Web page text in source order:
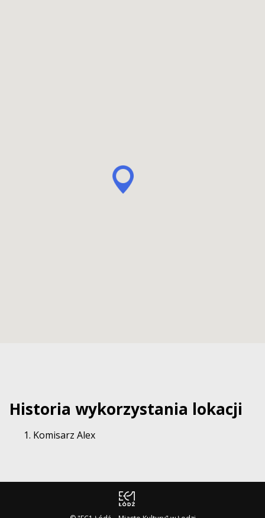
Historia wykorzystania lokacji
Komisarz Alex